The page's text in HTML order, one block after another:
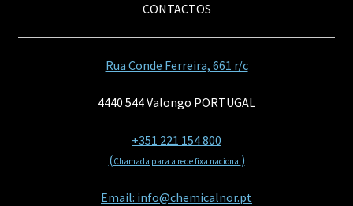
CONTACTOS
Rua Conde Ferreira, 661 r/c
4440 544 Valongo PORTUGAL
+351 221 154 800
(Chamada para a rede fixa nacional)
Email: info@chemicalnor.pt